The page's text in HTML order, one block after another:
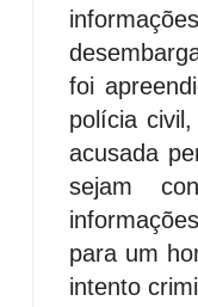
foi
polícia
acusada
sejam
para um
intento